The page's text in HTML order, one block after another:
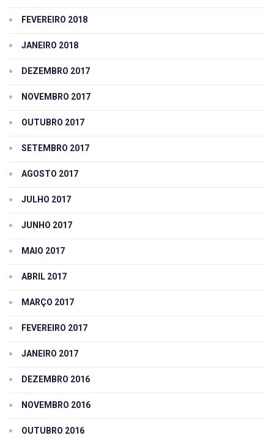
FEVEREIRO 2018
JANEIRO 2018
DEZEMBRO 2017
NOVEMBRO 2017
OUTUBRO 2017
SETEMBRO 2017
AGOSTO 2017
JULHO 2017
JUNHO 2017
MAIO 2017
ABRIL 2017
MARÇO 2017
FEVEREIRO 2017
JANEIRO 2017
DEZEMBRO 2016
NOVEMBRO 2016
OUTUBRO 2016